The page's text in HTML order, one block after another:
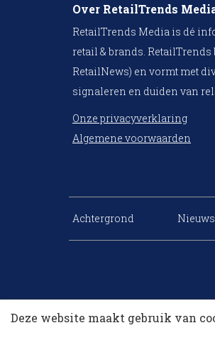
Over RetailTrends
RetailTrends Media is dé
retail & brands.
RetailNews) en vormt met
signaleren en duiden van
Onze privacyverklaring
Algemene voorwaarden
Achtergrond Nieuws
Deze website maakt gebruik van